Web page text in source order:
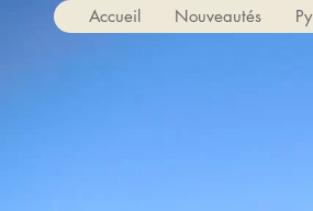
Accueil Nouveautés